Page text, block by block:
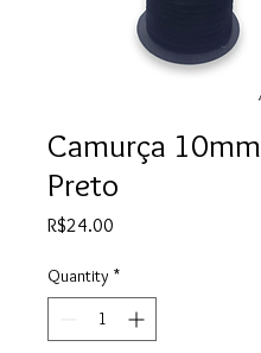
Camurça 10mm
Preto
R$24.00
Quantity *